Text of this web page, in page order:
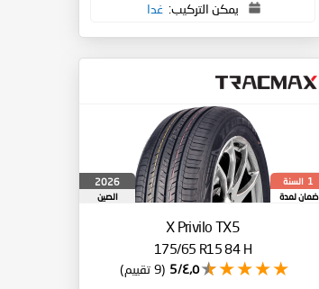
يمكن التركيب: غدا
1 السنة
ضمان لمدة
2026
الصين
X Privilo TX5
175/65 R15 84 H
٤٫٥/5 (9 تقييم)